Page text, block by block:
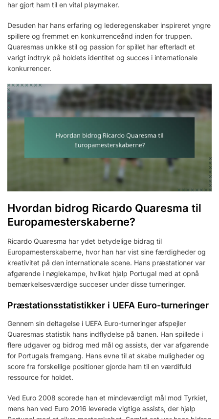
har gjort ham til en vital playmaker.
Desuden har hans erfaring og lederegenskaber inspireret yngre
spillere og fremmet en konkurrenceånd inden for truppen.
Quaresmas unikke stil og passion for spillet har efterladt et
varigt indtryk på holdets identitet og succes i internationale
konkurrencer.
Hvordan bidrog Ricardo Quaresma til
Europamesterskaberne?
Ricardo Quaresma har ydet betydelige bidrag til
Europamesterskaberne, hvor han har vist sine færdigheder og
kreativitet på den internationale scene. Hans præstationer var
afgørende i nøglekampe, hvilket hjalp Portugal med at opnå
bemærkelsesværdige succeser under disse turneringer.
Præstationsstatistikker i UEFA Euro-turneringer
Gennem sin deltagelse i UEFA Euro-turneringer afspejler
Quaresmas statistik hans indflydelse på banen. Han spillede i
flere udgaver og bidrog med mål og assists, der var afgørende
for Portugals fremgang. Hans evne til at skabe muligheder og
score fra forskellige positioner gjorde ham til en værdifuld
ressource for holdet.
Ved Euro 2008 scorede han et mindeværdigt mål mod Tyrkiet,
mens han ved Euro 2016 leverede vigtige assists, der hjalp